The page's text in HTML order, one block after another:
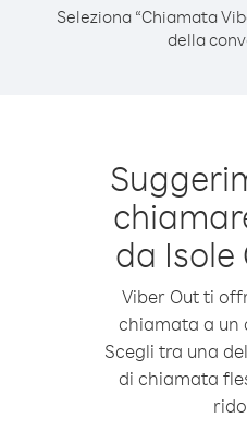
Seleziona “Chiamata
della
da Isole
Viber Out ti
chiamata a un
Scegli tra una
di chiamata